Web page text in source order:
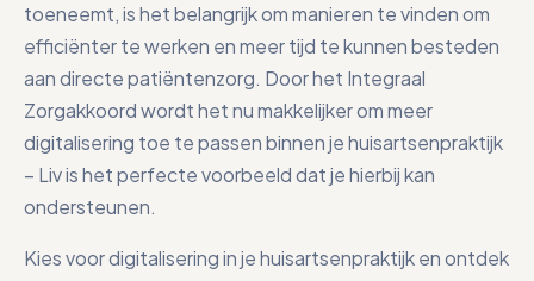
toeneemt, is het belangrijk om manieren te vinden om
efficiënter te werken en meer tijd te kunnen besteden
aan directe patiëntenzorg. Door het Integraal
Zorgakkoord wordt het nu makkelijker om meer
digitalisering toe te passen binnen je huisartsenpraktijk
– Liv is het perfecte voorbeeld dat je hierbij kan
ondersteunen.
Kies voor digitalisering in je huisartsenpraktijk en ontdek